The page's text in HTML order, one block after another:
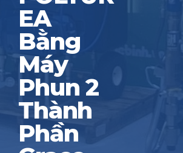
EA
Bằng
Máy
Phun 2
Thành
Phần